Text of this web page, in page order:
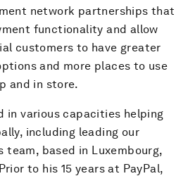
network partnerships that
functionality and allow
customers to have greater
and more places to use
and in store.
in various capacities helping
including leading our
team, based in Luxembourg,
to his 15 years at PayPal,